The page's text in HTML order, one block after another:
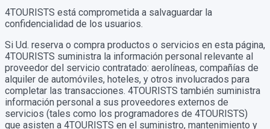
4TOURISTS está comprometida a salvaguardar la
confidencialidad de los usuarios.
Si Ud. reserva o compra productos o servicios en esta página,
4TOURISTS suministra la información personal relevante al
proveedor del servicio contratado: aerolíneas, compañías de
alquiler de automóviles, hoteles, y otros involucrados para
completar las transacciones. 4TOURISTS también suministra
información personal a sus proveedores externos de
servicios (tales como los programadores de 4TOURISTS)
que asisten a 4TOURISTS en el suministro, mantenimiento y